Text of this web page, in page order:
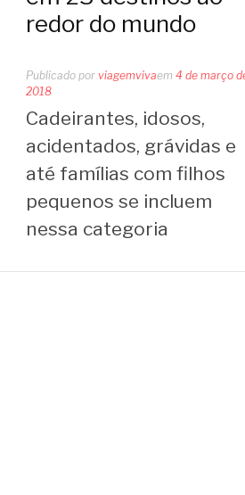
redor do mundo
Publicado por viagemvivaem 4 de março
2018
Cadeirantes, idosos,
acidentados, grávidas e
até famílias com filhos
pequenos se incluem
nessa categoria